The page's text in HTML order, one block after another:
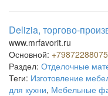
Delizia, торгово-
www.mrfavorit.ru
Основной: +79872288075
Раздел: Отделочные
Теги: Изготовление
для кухни, Мебельные